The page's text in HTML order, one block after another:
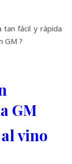
fácil y rápida
GM ?
GM
vino